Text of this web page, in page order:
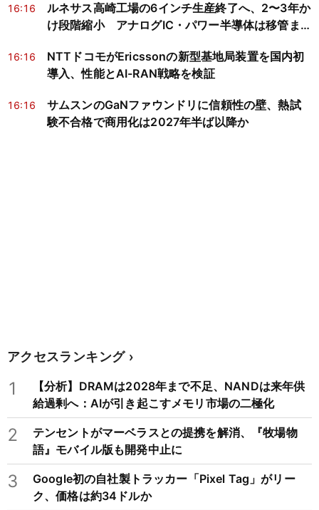
16:16
ルネサス高崎工場の6インチ生産終了へ、2〜3年か
け段階縮小 アナログIC・パワー半導体は移管また
16:16
NTTドコモがEricssonの新型基地局装置を国内初
導入、性能とAI-RAN戦略を検証
16:16
サムスンのGaNファウンドリに信頼性の壁、熱試
験不合格で商用化は2027年半ば以降か
アクセスランキング
1
【分析】DRAMは2028年まで不足、NANDは来年供
給過剰へ：AIが引き起こすメモリ市場の二極化
2
テンセントがマーベラスとの提携を解消、『牧場物
語』モバイル版も開発中止に
3
Google初の自社製トラッカー「Pixel Tag」がリー
ク、価格は約34ドルか